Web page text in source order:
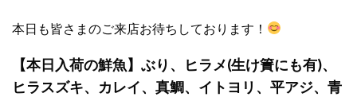
本日も皆さまのご来店お待ちしております！
【本日入荷の鮮魚】ぶり、ヒラメ(生け簀にも有)、
ヒラスズキ、カレイ、真鯛、イトヨリ、平アジ、青